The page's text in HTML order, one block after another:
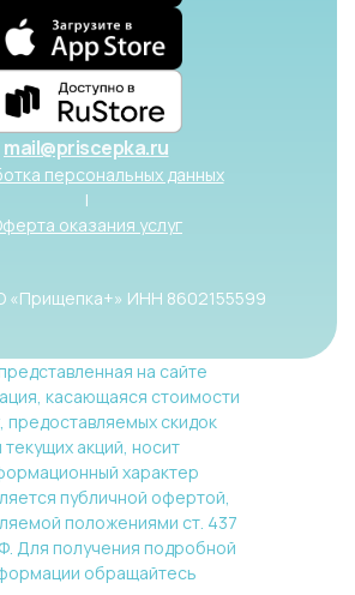
mail@priscepka.ru
персональных данных
|
оказания услуг
«Прищепка+» ИНН 8602155599
на сайте
касающаяся стоимости
предоставляемых скидок
текущих акций, носит
характер
публичной офертой,
положениями ст. 437
Для получения подробной
обращайтесь